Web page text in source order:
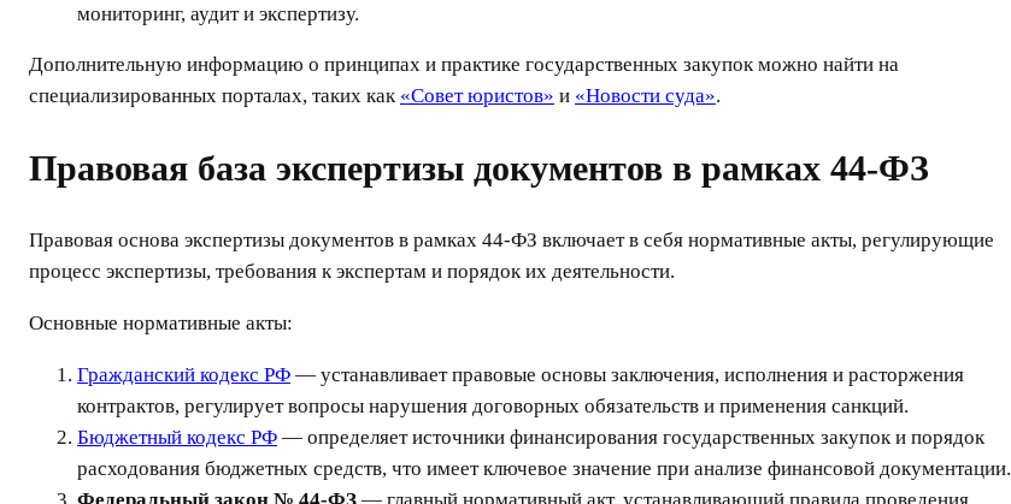
мониторинг, аудит и экспертизу.
Дополнительную информацию о принципах и практике государственных закупок можно найти на
специализированных порталах, таких как «Совет юристов» и «Новости суда».
Правовая база экспертизы документов в рамках 44-ФЗ
Правовая основа экспертизы документов в рамках 44-ФЗ включает в себя нормативные акты, регулирующие
процесс экспертизы, требования к экспертам и порядок их деятельности.
Основные нормативные акты:
Гражданский кодекс РФ — устанавливает правовые основы заключения, исполнения и расторжения
контрактов, регулирует вопросы нарушения договорных обязательств и применения санкций.
Бюджетный кодекс РФ — определяет источники финансирования государственных закупок и порядок
расходования бюджетных средств, что имеет ключевое значение при анализе финансовой документации.